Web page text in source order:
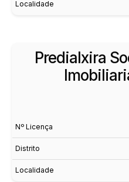
Localidade
Predialxira
Nº Licença
Distrito
Localidade